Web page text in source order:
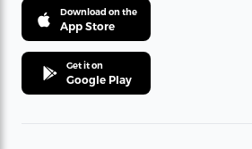
Download on the
App Store
Get it on
Google Play